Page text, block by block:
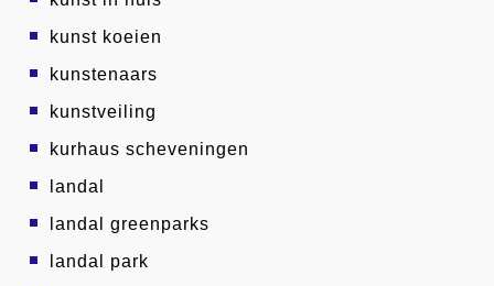
kunst koeien
kunstenaars
kunstveiling
kurhaus scheveningen
landal
landal greenparks
landal park